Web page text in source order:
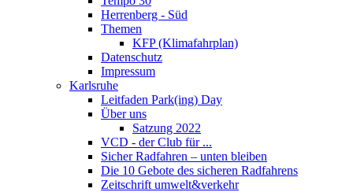
Herrenberg - Süd
Themen
KFP (Klimafahrplan)
Datenschutz
Impressum
Karlsruhe
Leitfaden Park(ing) Day
Über uns
Satzung 2022
VCD - der Club für ...
Sicher Radfahren – unten bleiben
Die 10 Gebote des sicheren Radfahrens
Zeitschrift umwelt&verkehr